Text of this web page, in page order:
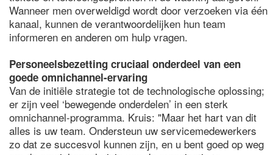
Wanneer men overweldigd wordt door verzoeken via één
kanaal, kunnen de verantwoordelijken hun team
informeren en anderen om hulp vragen.
Personeelsbezetting cruciaal onderdeel van een
goede omnichannel-ervaring
Van de initiële strategie tot de technologische oplossing;
er zijn veel ‘bewegende onderdelen’ in een sterk
omnichannel-programma. Kruis: "Maar het hart van dit
alles is uw team. Ondersteun uw servicemedewerkers
zo dat ze succesvol kunnen zijn, en u bent goed op weg